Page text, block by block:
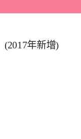
年新增)